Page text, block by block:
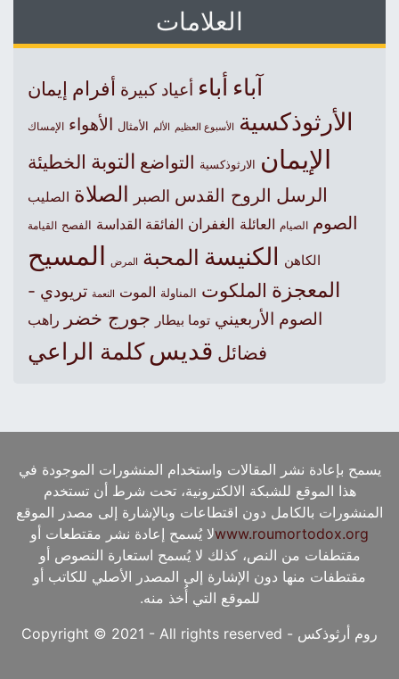
العلامات
آباءأباء أعياد كبيرة أفرام إيمان
الأرثوذكسية الأسبوع العظيم الألم الأمثال الأهواء الإمساك
الإيمان الارثوذكسية التواضع التوبة الخطيئة
الرسل الروح القدس الصبر الصلاة الصليب
الصوم الصيام العائلة الغفران الفائقة القداسة الفصح القيامة
الكاهن الكنيسةالمحبة المرض المسيح
المعجزة الملكوت المناولة الموت النعمة تريودي -
الصوم الأربعيني توما بيطار جورج خضر راهب
فضائل قديس كلمة الراعي
يسمح بإعادة نشر المقالات واستخدام المنشورات الموجودة في
هذا الموقع للشبكة الالكترونية، تحت شرط أن تستخدم
المنشورات بالكامل دون اقتطاعات وبالإشارة إلى مصدر الموقع
www.roumortodox.orgلا يُسمح إعادة نشر مقتطعات أو
مقتطفات من النص، كذلك لا يُسمح استعارة النصوص أو
مقتطفات منها دون الإشارة إلى المصدر الأصلي للكاتب أو
للموقع التي أُخذ منه.
روم أرثوذكس - Copyright © 2021 - All rights reserved